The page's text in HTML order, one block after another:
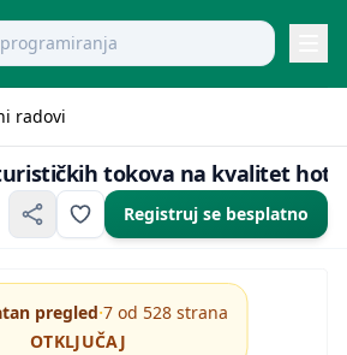
pitanja
radovi
tokova na kvalitet
Registruj se besplatno
POSLOVNO UDRUŽENJE
pregled·7 od 528 strana
OTKLJUČAJ